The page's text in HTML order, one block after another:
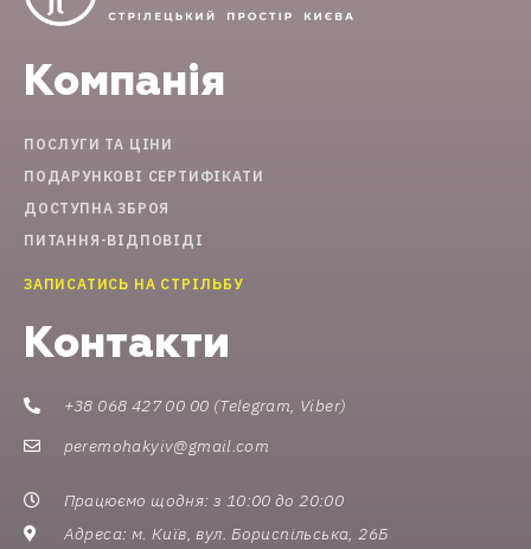
Компанія
ПОСЛУГИ ТА ЦІНИ
ПОДАРУНКОВІ СЕРТИФІКАТИ
ДОСТУПНА ЗБРОЯ
ПИТАННЯ-ВІДПОВІДІ
ЗАПИСАТИСЬ НА СТРІЛЬБУ
Контакти
+38 068 427 00 00 (Telegram, Viber)
peremohakyiv@gmail.com
Працюємо щодня: з 10:00 до 20:00
Адреса: м. Київ, вул. Бориспільська, 26Б